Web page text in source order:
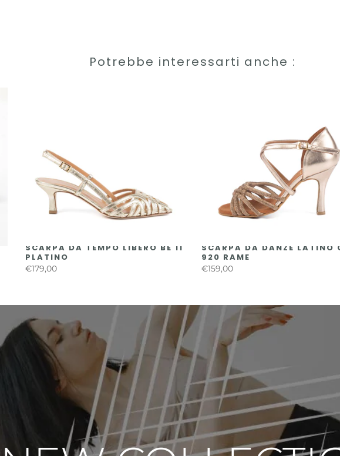
Potrebbe interessarti anche :
SCARPA DA TEMPO LIBERO BE 11
PLATINO
€179,00
SCARPA DA DANZE LATINO
920 RAME
€159,00